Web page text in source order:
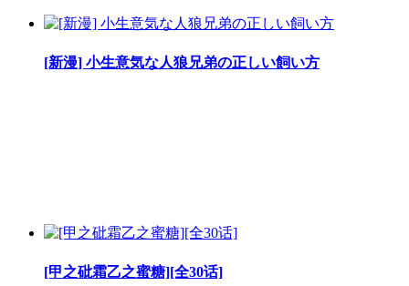
[新漫] 小生意気な人狼兄弟の正しい飼い方
[甲之砒霜乙之蜜糖][全30话]